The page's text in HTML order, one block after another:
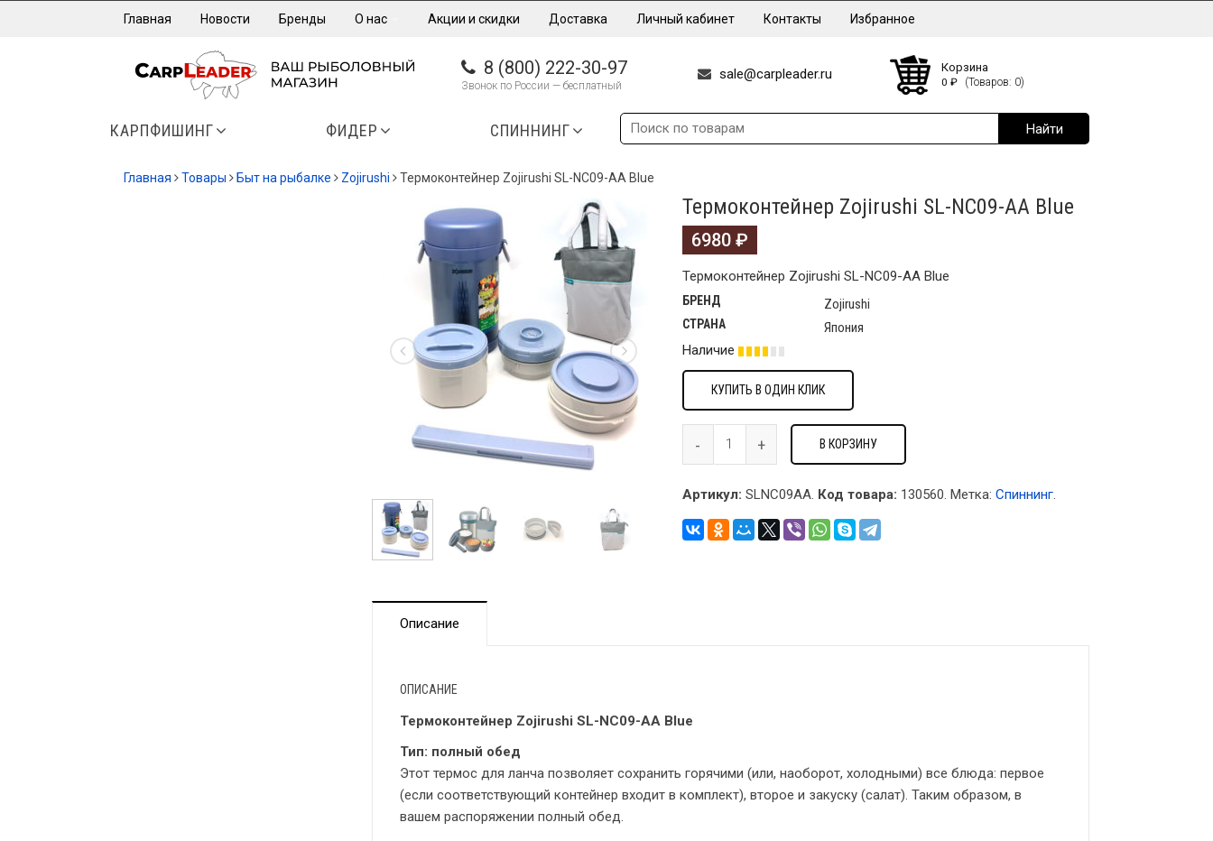
Главная Новости Бренды О нас Акции и скидки Доставка Личный кабинет Контакты Избранное
8 (800) 222-30-97
Звонок по России — бесплатный
sale@carpleader.ru Корзина
0 ₽ (Товаров: 0)
КАРПФИШИНГ ФИДЕР СПИННИНГ
Главная Товары Быт на рыбалке Zojirushi Термоконтейнер Zojirushi SL-NC09-AA Blue
Термоконтейнер Zojirushi SL-NC09-AA Blue
6980 ₽
Термоконтейнер Zojirushi SL-NC09-AA Blue
БРЕНД Zojirushi
СТРАНА
Япония
Наличие
КУПИТЬ В ОДИН КЛИК
В КОРЗИНУ
Артикул: SLNC09AA. Код товара: 130560. Метка: Спиннинг.
Описание
ОПИСАНИЕ
Термоконтейнер Zojirushi SL-NC09-AA Blue
Тип: полный обед
Этот термос для ланча позволяет сохранить горячими (или, наоборот, холодными) все блюда: первое
(если соответствующий контейнер входит в комплект), второе и закуску (салат). Таким образом, в
вашем распоряжении полный обед.